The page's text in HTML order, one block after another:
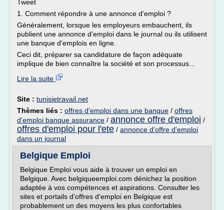
Tweet
1. Comment répondre à une annonce d'emploi ?
Généralement, lorsque les employeurs embauchent, ils
publient une annonce d'emploi dans le journal ou ils utilisent
une banque d'emplois en ligne.
Ceci dit, préparer sa candidature de façon adéquate
implique de bien connaître la société et son processus...
Lire la suite
Site : tunisietravail.net
Thèmes liés : offres d'emploi dans une banque / offres
d'emploi banque assurance / annonce offre d'emploi /
offres d'emploi pour l'ete / annonce d'offre d'emploi
dans un journal
Belgique Emploi
Belgique Emploi vous aide à trouver un emploi en
Belgique. Avec belgiqueemploi.com dénichez la position
adaptée à vos compétences et aspirations. Consulter les
sites et portails d'offres d'emploi en Belgique est
probablement un des moyens les plus confortables